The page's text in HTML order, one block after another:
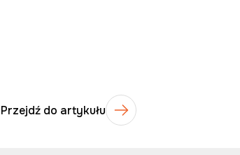
Przejdź do artykułu